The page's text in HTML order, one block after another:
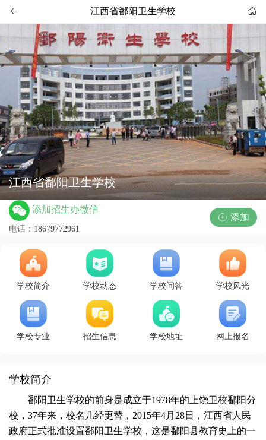
 江西省鄱阳卫生学校 
江西省鄱阳卫生学校
添加招生办微信
电话： 18679772961
 添加
学校简介 学校动态 学校问答 学校风光
学校专业 招生信息 学校地址 网上报名
学校简介
鄱阳卫生学校的前身是成立于1978年的上饶卫校鄱阳分
校，37年来，校名几经更替，2015年4月28日，江西省人民
政府正式批准设置鄱阳卫生学校，这是鄱阳县教育史上的一